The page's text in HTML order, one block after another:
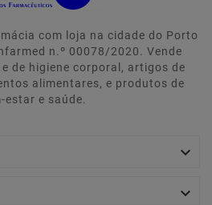
com loja na cidade do Porto
n.º 00078/2020. Vende
de higiene corporal, artigos de
alimentares, e produtos de
estar e saúde.

